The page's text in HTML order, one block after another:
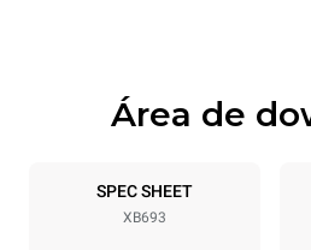
Especificações
6
Distância entre as bandejas
Área de
SPEC SHEET
XB693